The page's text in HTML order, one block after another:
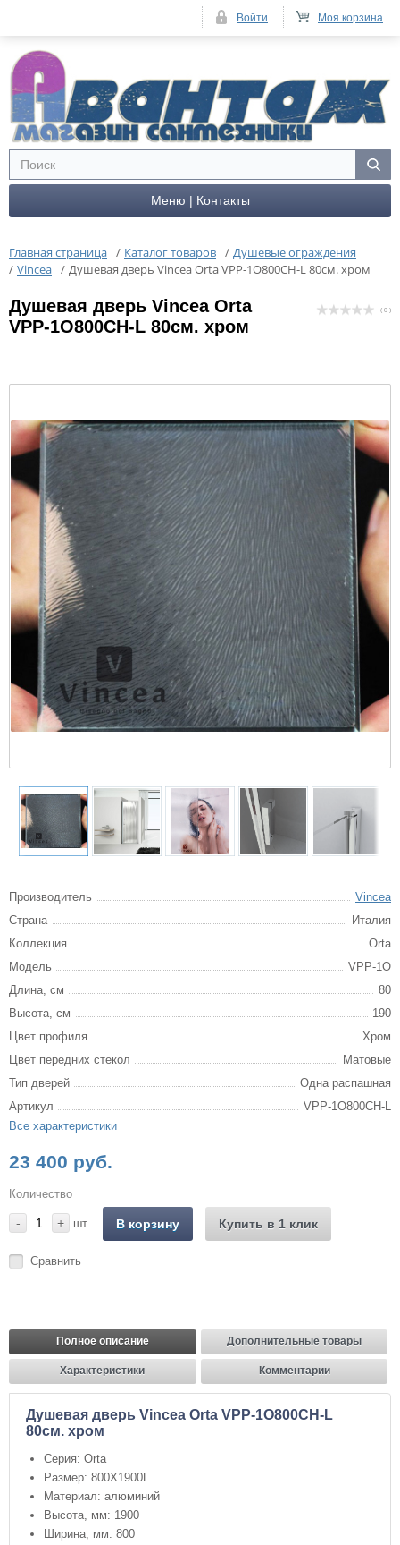
Меню | Контакты
Главная страница / Каталог товаров / Душевые ограждения
/ Vincea / Душевая дверь Vincea Orta VPP-1O800CH-L 80см. хром
Душевая дверь Vincea Orta
VPP-1O800CH-L 80см. хром
( 0 )
Производитель
Vincea
Страна
Италия
Коллекция
Orta
Модель
VPP-1O
Длина, см
80
Высота, см
190
Цвет профиля
Хром
Цвет передних стекол
Матовые
Тип дверей
Одна распашная
Артикул
VPP-1O800CH-L
Все характеристики
23 400 руб.
Количество
- + шт. В корзину Купить в 1 клик
Сравнить
Полное описание Дополнительные товары
Характеристики Комментарии
Душевая дверь Vincea Orta VPP-1O800CH-L
80см. хром
Серия: Orta
Размер: 800X1900L
Материал: алюминий
Высота, мм: 1900
Ширина, мм: 800
Моя корзина...
Войти